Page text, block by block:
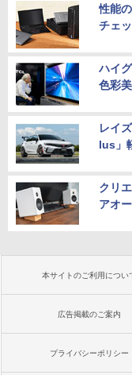
性能
チェッ
ハイ
色彩
レイ
lus」
クリ
アオ
本サイトのご利用につい
広告掲載のご案内
プライバシーポリシー